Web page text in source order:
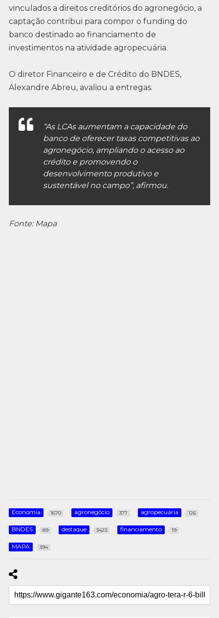
vinculados a direitos creditórios do agronegócio, a
captação contribui para compor o funding do
banco destinado ao financiamento de
investimentos na atividade agropecuária.
O diretor Financeiro e de Crédito do BNDES,
Alexandre Abreu, avaliou a entregas.
“As LCAs aumentam a capacidade do
banco de oferecer taxas competitivas ao
agronegócio, ampliando o acesso ao
crédito e promovendo o
desenvolvimento produtivo e
sustentável no campo”, afirmou.
Fonte: Mapa
Economia 1670 agronegócio 377 agropecuária 126
BNDES 89 destaque 3423 financiamento 19
MAPA 394